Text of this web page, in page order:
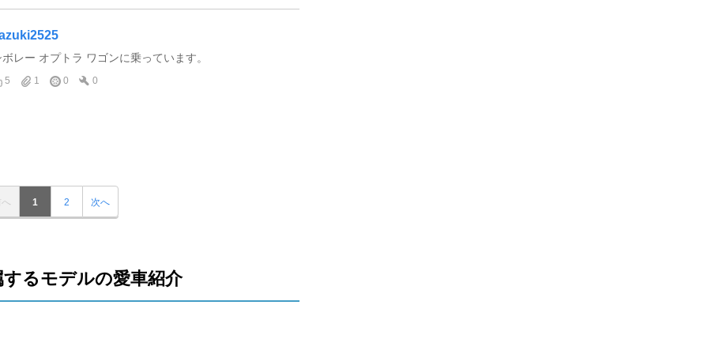
ボレー オプトラ ワゴンに乗っています。
5 1 0 0
1 2 次へ
るモデルの愛車紹介